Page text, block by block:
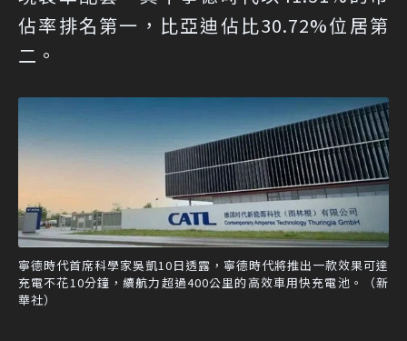
佔率排名第一，比亞迪佔比30.72%位居第
二。
寧德時代首席科學家吳凱10日透露，寧德時代將推出一款效果可達
充電不花10分鐘，續航力超過400公里的高效車用快充電池。（新
華社）